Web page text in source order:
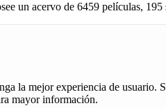
un acervo de 6459 películas, 195
la mejor experiencia de usuario.
mayor información.